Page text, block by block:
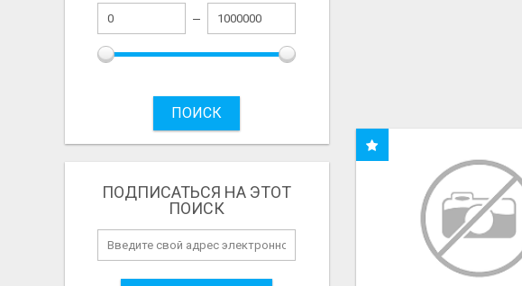
ПОИСК
ПОДПИСАТЬСЯ НА ЭТОТ
ПОИСК